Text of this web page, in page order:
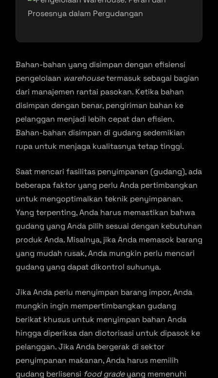
Bahan-bahan yang disimpan dengan efisiensi
pengelolaan warehousetermasuk sebagai bagian
dari manajemen rantai pasokan. Ketika bahan
disimpan dengan benar, pengiriman bahan ke
pelanggan menjadi lebih cepat dan efisien.
Bahan-bahan disimpan di gudang sedemikian
rupa untuk menjaga kualitasnya tetap tinggi.
Saat mencari fasilitas penyimpanan (gudang), ada
beberapa faktor yang perlu Anda pertimbangkan
untuk mengoptimalkan teknik penyimpanan.
Yang terpenting, Anda harus memastikan bahwa
gudang yang Anda pilih sesuai dengan kebutuhan
produk Anda. Misalnya, jika Anda memasok barang
yang mudah rusak, Anda mungkin perlu mencari
gudang yang dapat dikontrol suhunya.
Jika Anda perlu menyimpan barang impor, Anda
mungkin ingin mempertimbangkan gudang
berikat khusus untuk menyimpan bahan Anda
hingga diperiksa dan diotorisasi untuk dipasok ke
pelanggan. Jika Anda bergerak di sektor
penyimpanan makanan, Anda harus memilih
gudang berlisensi food gradeyang memenuhi